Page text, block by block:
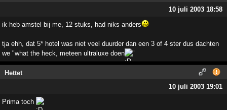
10 juli 2003 18:58
ik heb amstel bij me, 12 stuks, had niks anders
tja ehh, dat 5* hotel was niet veel duurder dan een 3 of 4 ster dus dachten
we "what the heck, meteen ultraluxe doen
"
Hettet
10 juli 2003 19:01
Prima toch